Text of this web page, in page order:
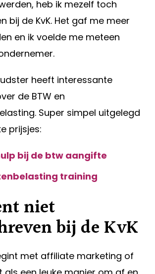
heb ik mezelf toch
bij de KvK. Het gaf me meer
en ik voelde me meteen
heeft interessante
de BTW en
Super simpel uitgelegd
prijsjes:
bij de btw aangifte
training
niet
bij de KvK
met affiliate marketing of